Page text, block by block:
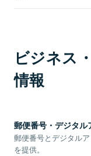
ビジネス
情報
郵便番号・デジタル
郵便番号とデジタル
を提供。